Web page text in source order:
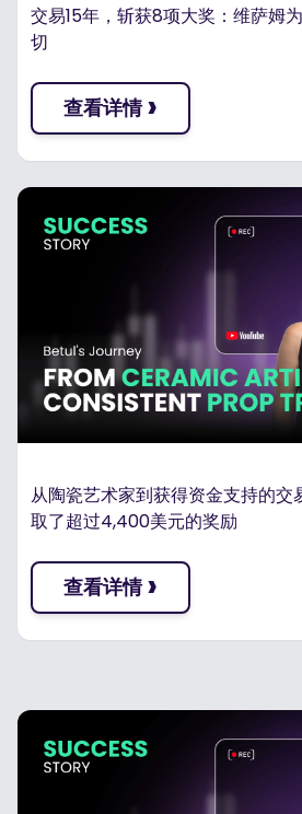
交易15年，斩获8项大奖：维萨姆
切
查看详情 ›
从陶瓷艺术家到获得资金支持的交
取了超过4,400美元的奖励
查看详情 ›